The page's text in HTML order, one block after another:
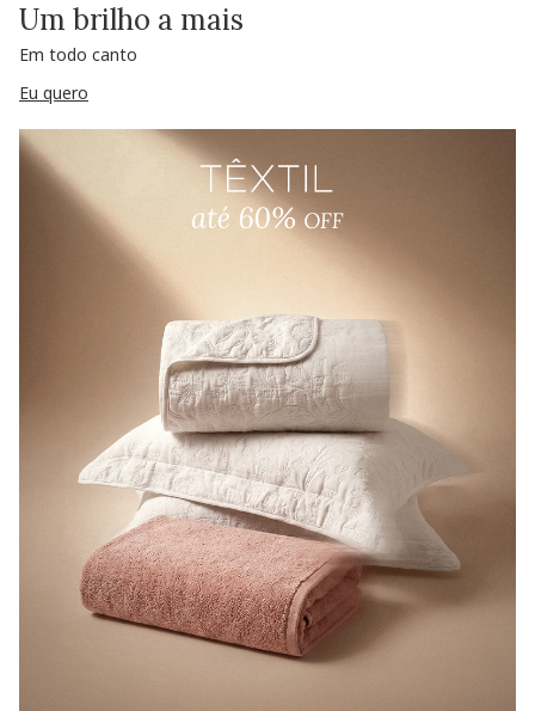
Um brilho a mais
Em todo canto
Eu quero